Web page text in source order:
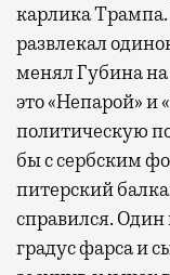
карлика
развлекал
менял Губина на
это «Непарой» и
политическую
бы с сербским
питерский
справился.
градус фарса и